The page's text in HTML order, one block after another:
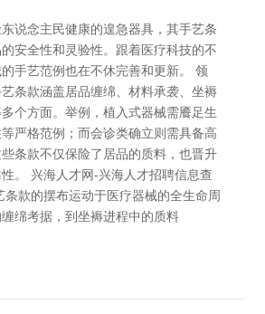
说念主民健康的遑急器具，其手艺条
安全性和灵验性。跟着医疗科技的不
手艺范例也在不休完善和更新。 领
条款涵盖居品缠绵、材料承袭、坐褥
个方面。举例，植入式器械需餍足生
严格范例；而会诊类确立则需具备高
条款不仅保险了居品的质料，也晋升
。 兴海人才网-兴海人才招聘信息查
条款的摆布运动于医疗器械的全生命周
绵考据，到坐褥进程中的质料